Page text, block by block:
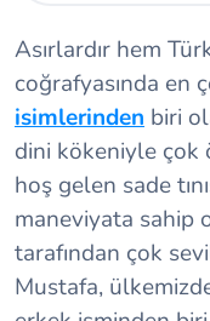
Asırlardır hem
coğrafyasında en
isimlerinden biri
dini kökeniyle çok
hoş gelen sade
maneviyata sahip
tarafından çok
Mustafa,